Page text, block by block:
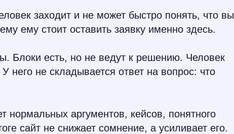
заходит и не может быстро понять, что вы
ему стоит оставить заявку именно здесь.
Блоки есть, но не ведут к решению. Человек
него не складывается ответ на вопрос: что
нормальных аргументов, кейсов, понятного
сайт не снижает сомнение, а усиливает его.